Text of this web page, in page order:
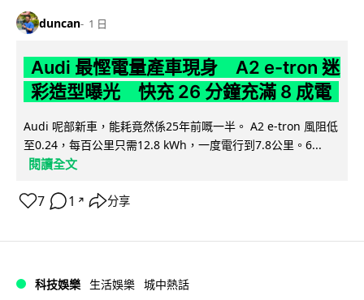
duncan 1 日
Audi 最慳電量產車現身 A2 e-tron 迷
彩造型曝光 快充 26 分鐘充滿 8 成電
Audi 呢部新車，能耗竟然係25年前嘅一半。 A2 e-tron 風阻低
至0.24，每百公里只需12.8 kWh，一度電行到7.8公里。6...
閱讀全文
7 1 ↗ 分享
科技娛樂 生活娛樂 城中熱話